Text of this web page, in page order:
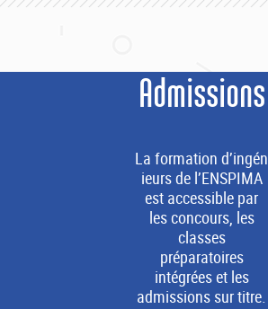
Admissions
La formation d’ingén
ieurs de l’ENSPIMA
est accessible par
les concours, les
classes
préparatoires
intégrées et les
admissions sur titre.